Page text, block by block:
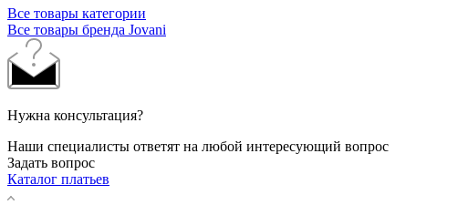
Все товары категории
Все товары бренда Jovani
Нужна консультация?
Наши специалисты ответят на любой интересующий вопрос
Задать вопрос
Каталог платьев